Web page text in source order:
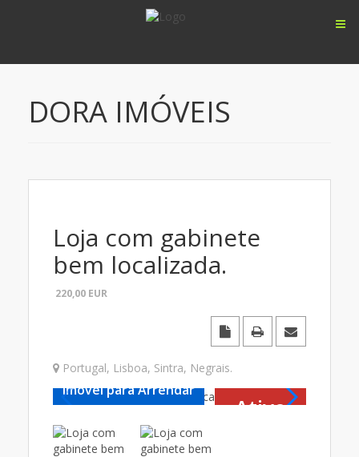
DORA IMÓVEIS
Loja com gabinete
bem localizada.
220,00 EUR
Portugal, Lisboa, Sintra, Negrais.
Imóvel para Arrendar
Ativo